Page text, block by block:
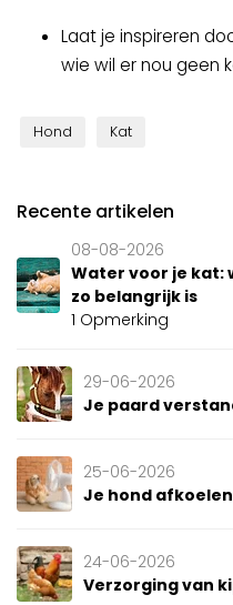
Laat je inspireren
wie wil er nou geen
Hond Kat
Recente artikelen
08-08-2026
Water voor je kat:
zo belangrijk is
1 Opmerking
29-06-2026
Je paard
25-06-2026
Je hond
24-06-2026
Verzorging van